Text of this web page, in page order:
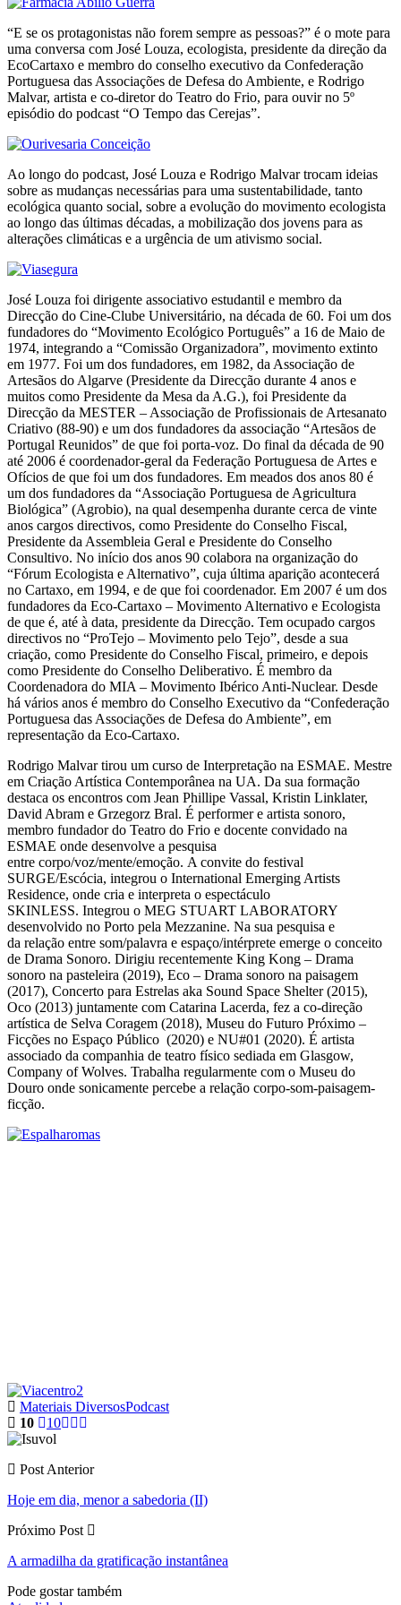
“E se os protagonistas não forem sempre as pessoas?” é o mote para
uma conversa com José Louza, ecologista, presidente da direção da
EcoCartaxo e membro do conselho executivo da Confederação
Portuguesa das Associações de Defesa do Ambiente, e Rodrigo
Malvar, artista e co-diretor do Teatro do Frio, para ouvir no 5º
episódio do podcast “O Tempo das Cerejas”.
Ao longo do podcast, José Louza e Rodrigo Malvar trocam ideias
sobre as mudanças necessárias para uma sustentabilidade, tanto
ecológica quanto social, sobre a evolução do movimento ecologista
ao longo das últimas décadas, a mobilização dos jovens para as
alterações climáticas e a urgência de um ativismo social.
José Louza foi dirigente associativo estudantil e membro da
Direcção do Cine-Clube Universitário, na década de 60. Foi um dos
fundadores do “Movimento Ecológico Português” a 16 de Maio de
1974, integrando a “Comissão Organizadora”, movimento extinto
em 1977. Foi um dos fundadores, em 1982, da Associação de
Artesãos do Algarve (Presidente da Direcção durante 4 anos e
muitos como Presidente da Mesa da A.G.), foi Presidente da
Direcção da MESTER – Associação de Profissionais de Artesanato
Criativo (88-90) e um dos fundadores da associação “Artesãos de
Portugal Reunidos” de que foi porta-voz. Do final da década de 90
até 2006 é coordenador-geral da Federação Portuguesa de Artes e
Ofícios de que foi um dos fundadores. Em meados dos anos 80 é
um dos fundadores da “Associação Portuguesa de Agricultura
Biológica” (Agrobio), na qual desempenha durante cerca de vinte
anos cargos directivos, como Presidente do Conselho Fiscal,
Presidente da Assembleia Geral e Presidente do Conselho
Consultivo. No início dos anos 90 colabora na organização do
“Fórum Ecologista e Alternativo”, cuja última aparição acontecerá
no Cartaxo, em 1994, e de que foi coordenador. Em 2007 é um dos
fundadores da Eco-Cartaxo – Movimento Alternativo e Ecologista
de que é, até à data, presidente da Direcção. Tem ocupado cargos
directivos no “ProTejo – Movimento pelo Tejo”, desde a sua
criação, como Presidente do Conselho Fiscal, primeiro, e depois
como Presidente do Conselho Deliberativo. É membro da
Coordenadora do MIA – Movimento Ibérico Anti-Nuclear. Desde
há vários anos é membro do Conselho Executivo da “Confederação
Portuguesa das Associações de Defesa do Ambiente”, em
representação da Eco-Cartaxo.
Rodrigo Malvar tirou um curso de Interpretação na ESMAE. Mestre
em Criação Artística Contemporânea na UA. Da sua formação
destaca os encontros com Jean Phillipe Vassal, Kristin Linklater,
David Abram e Grzegorz Bral. É performer e artista sonoro,
membro fundador do Teatro do Frio e docente convidado na
ESMAE onde desenvolve a pesquisa
entre corpo/voz/mente/emoção. A convite do festival
SURGE/Escócia, integrou o International Emerging Artists
Residence, onde cria e interpreta o espectáculo
SKINLESS. Integrou o MEG STUART LABORATORY
desenvolvido no Porto pela Mezzanine. Na sua pesquisa e
da relação entre som/palavra e espaço/intérprete emerge o conceito
de Drama Sonoro. Dirigiu recentemente King Kong – Drama
sonoro na pasteleira (2019), Eco – Drama sonoro na paisagem
(2017), Concerto para Estrelas aka Sound Space Shelter (2015),
Oco (2013) juntamente com Catarina Lacerda, fez a co-direção
artística de Selva Coragem (2018), Museu do Futuro Próximo –
Ficções no Espaço Público (2020) e NU#01 (2020). É artista
associado da companhia de teatro físico sediada em Glasgow,
Company of Wolves. Trabalha regularmente com o Museu do
Douro onde sonicamente percebe a relação corpo-som-paisagem-
ficção.
Materiais DiversosPodcast
10
10
Post Anterior
Hoje em dia, menor a sabedoria (II)
Próximo Post
A armadilha da gratificação instantânea
Pode gostar também